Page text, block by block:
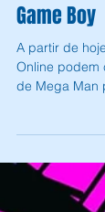
Andrey
6 de jun.
Mega
Game Boy
A partir de
Online